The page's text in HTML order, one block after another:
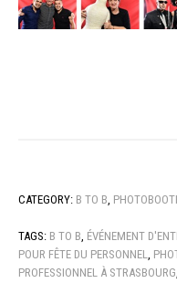
CATEGORY: B TO B,
TAGS: B TO B, ÉVÉNEMENT
POUR FÊTE DU PERSONNEL,
PROFESSIONNEL À STRASBOURG,